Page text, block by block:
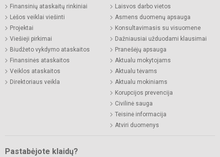
Finansinių ataskaitų rinkiniai
Lėšos veiklai viešinti
Projektai
Viešieji pirkimai
Biudžeto vykdymo ataskaitos
Finansinės ataskaitos
Veiklos ataskaitos
Direktoriaus veikla
Laisvos darbo vietos
Asmens duomenų apsauga
Konsultavimasis su visuomene
Dažniausiai užduodami klausimai
Pranešėjų apsauga
Aktualu mokytojams
Aktualu tėvams
Aktualu mokiniams
Korupcijos prevencija
Civilinė sauga
Teisinė informacija
Atviri duomenys
Pastabėjote klaidų?